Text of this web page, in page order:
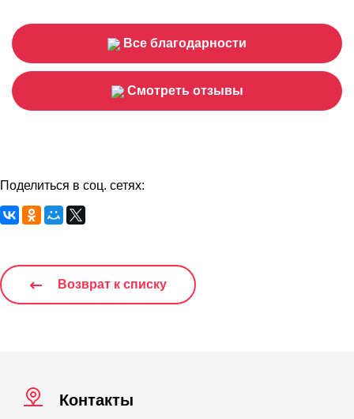
Все благодарности
Смотреть отзывы
Поделиться в соц. сетях:
Возврат к списку
Контакты